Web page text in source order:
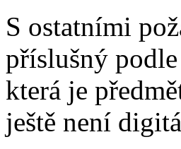
S ostatními
příslušný
která je
ještě není